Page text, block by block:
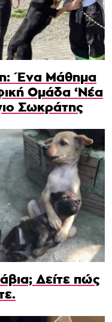
Ένα Μάθημα
Ομάδα ‘Νέα
Σωκράτης
Δείτε πώς